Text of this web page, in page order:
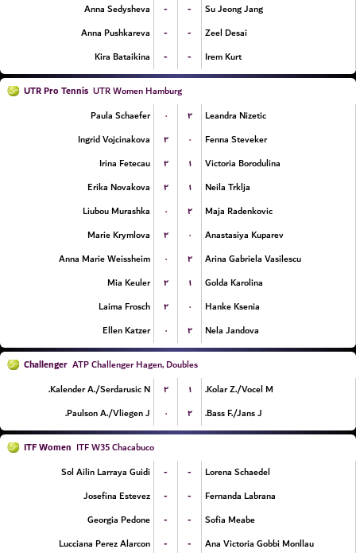
Anna Sedysheva
- -
Su Jeong Jang
Anna Pushkareva
- -
Zeel Desai
Kira Bataikina
- - Irem Kurt
UTR Pro Tennis UTR Women Hamburg
Paula Schaefer
۰ ۲
Leandra Nizetic
Ingrid Vojcinakova
۲ ۰
Fenna Steveker
Irina Fetecau
۲ ۱
Victoria Borodulina
Erika Novakova
۲ ۱
Neila Trklja
Liubou Murashka
۰ ۲
Maja Radenkovic
Marie Krymlova
۲ ۰
Anastasiya Kuparev
Anna Marie Weissheim
۰ ۲
Arina Gabriela Vasilescu
Mia Keuler
۲ ۱
Golda Karolina
Laima Frosch
۲ ۰
Hanke Ksenia
Ellen Katzer
۰ ۲ Nela Jandova
Challenger ATP Challenger Hagen, Doubles
Kalender A./Serdarusic N.
۲ ۱
Kolar Z./Vocel M.
Paulson A./Vliegen J.
۰ ۲ Bass F./Jans J.
ITF Women ITF W35 Chacabuco
Sol Ailin Larraya Guidi
- -
Lorena Schaedel
Josefina Estevez
- -
Fernanda Labrana
Georgia Pedone
- -
Sofia Meabe
Lucciana Perez Alarcon
- -
Ana Victoria Gobbi Monllau